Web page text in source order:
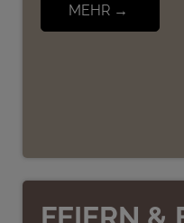
MEHR →